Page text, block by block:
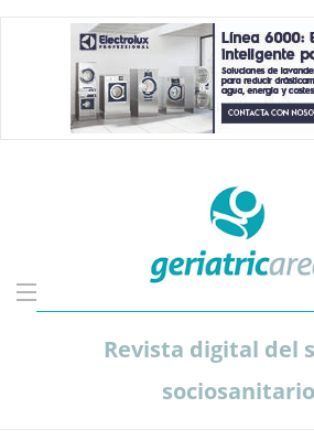
Revista digital del
sociosanitario